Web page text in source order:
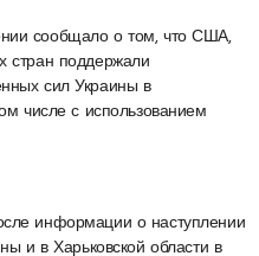
сообщало о том, что США,
стран поддержали
сил Украины в
числе с использованием
информации о наступлении
и в Харьковской области в